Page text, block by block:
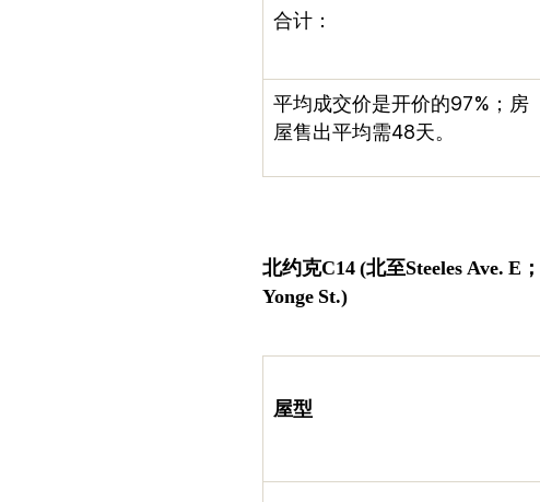
合计：
平均成交价是开价的97% ；房
屋售出平均需48天。
北约克C14(北至Steeles Ave. E ；
Yonge St.)
屋型